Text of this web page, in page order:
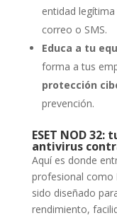
entidad
correo o SMS.
Educa a tu
forma a tus
protección
prevención.
ESET NOD
antivirus
Aquí es donde
profesional como
sido diseñado
rendimiento,